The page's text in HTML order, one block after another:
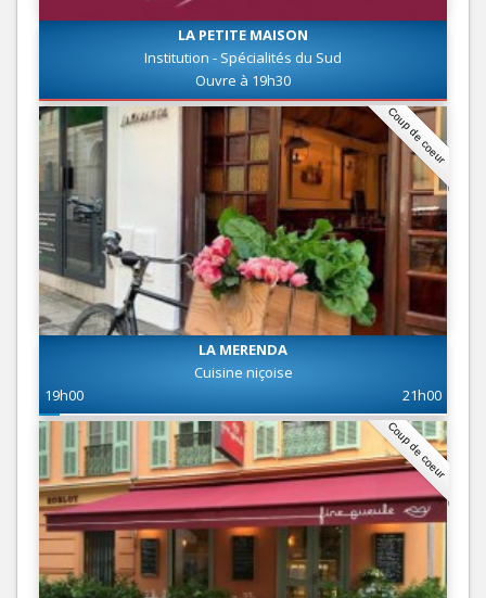
LA PETITE MAISON
Institution - Spécialités du Sud
Ouvre à 19h30
Coup de coeur
LA MERENDA
Cuisine niçoise
19h00
21h00
Coup de coeur